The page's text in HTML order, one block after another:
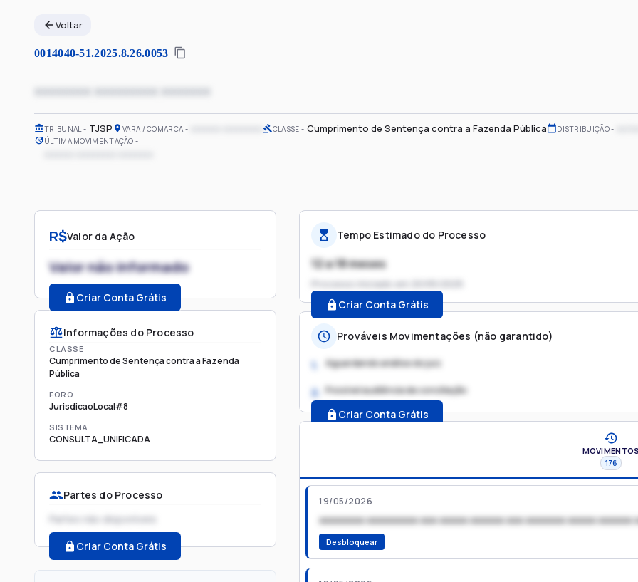
Voltar
0014040-51.2025.8.26.0053
xxxxxxxx xxxxxxxxx xxxxxxx
TRIBUNAL TJSP VARA / COMARCA CLASSE Cumprimento de Sentença contra a Fazenda Pública DISTRIBUIÇÃO
ÚLTIMA MOVIMENTAÇÃO
R$Valor da Ação
Valor não informado
Criar Conta Grátis
Informações do Processo
CLASSE
Cumprimento de Sentença contra a Fazenda
Pública
FORO
JurisdicaoLocal#8
SISTEMA
CONSULTA_UNIFICADA
Partes do Processo
Partes não disponíveis
Criar Conta Grátis
Tempo Estimado do Processo
12 a 18 meses
Processo iniciado em
Criar Conta Grátis
Prováveis Movimentações (não garantido)
1. Aguardando análise do juiz
2. Possível audiência de conciliação
Criar Conta Grátis
MOVIMENTOS
176
19/05/2026
xxxxxxxx xxxxxxxxx xxx xxxxx xxxxxx xxx xxxxxxx xxxxx xxxxxx
Desbloquear